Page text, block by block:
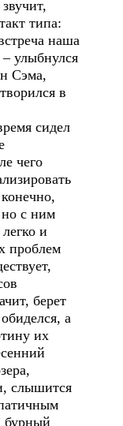
типа:
наша
– улыбнулся
Сэма,
в
сидел
чего
с ним
и
проблем
берет
а
их
слышится
бурный